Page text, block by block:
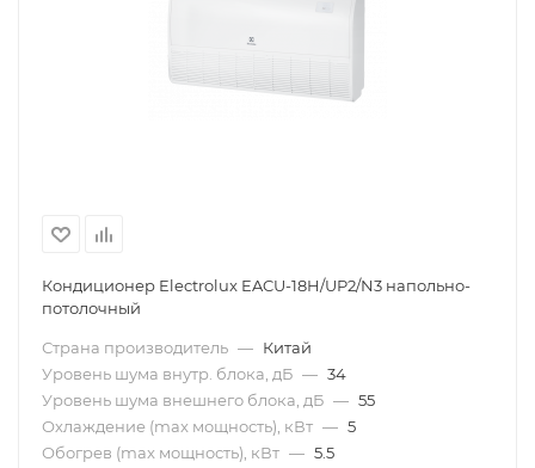
Кондиционер Electrolux EACU-18H/UP2/N3 напольно-
потолочный
Страна производитель — Китай
Уровень шума внутр. блока, дБ — 34
Уровень шума внешнего блока, дБ — 55
Охлаждение (max мощность), кВт — 5
Обогрев (max мощность), кВт — 5.5